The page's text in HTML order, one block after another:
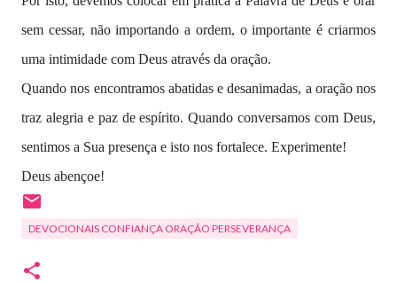
sem cessar, não importando a ordem, o importante é criarmos
uma intimidade com Deus através da oração.
Quando nos encontramos abatidas e desanimadas, a oração nos
traz alegria e paz de espírito. Quando conversamos com Deus,
sentimos a Sua presença e isto nos fortalece. Experimente!
Deus abençoe!
DEVOCIONAIS CONFIANÇA ORAÇÃO PERSEVERANÇA